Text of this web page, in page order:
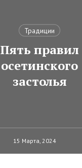
Традиции
Пять правил
осетинского
застолья
15 Марта, 2024